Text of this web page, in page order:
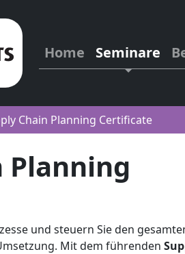
Home Seminare
Chain Planning Certificate
Planning
und steuern Sie den
Mit dem führenden